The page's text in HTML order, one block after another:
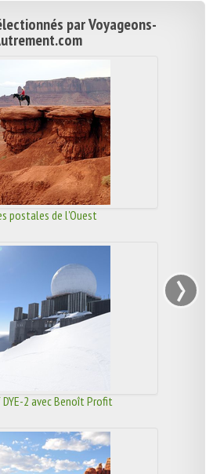
par Voyageons-
postales de l'Ouest
2 avec Benoît Profit
›